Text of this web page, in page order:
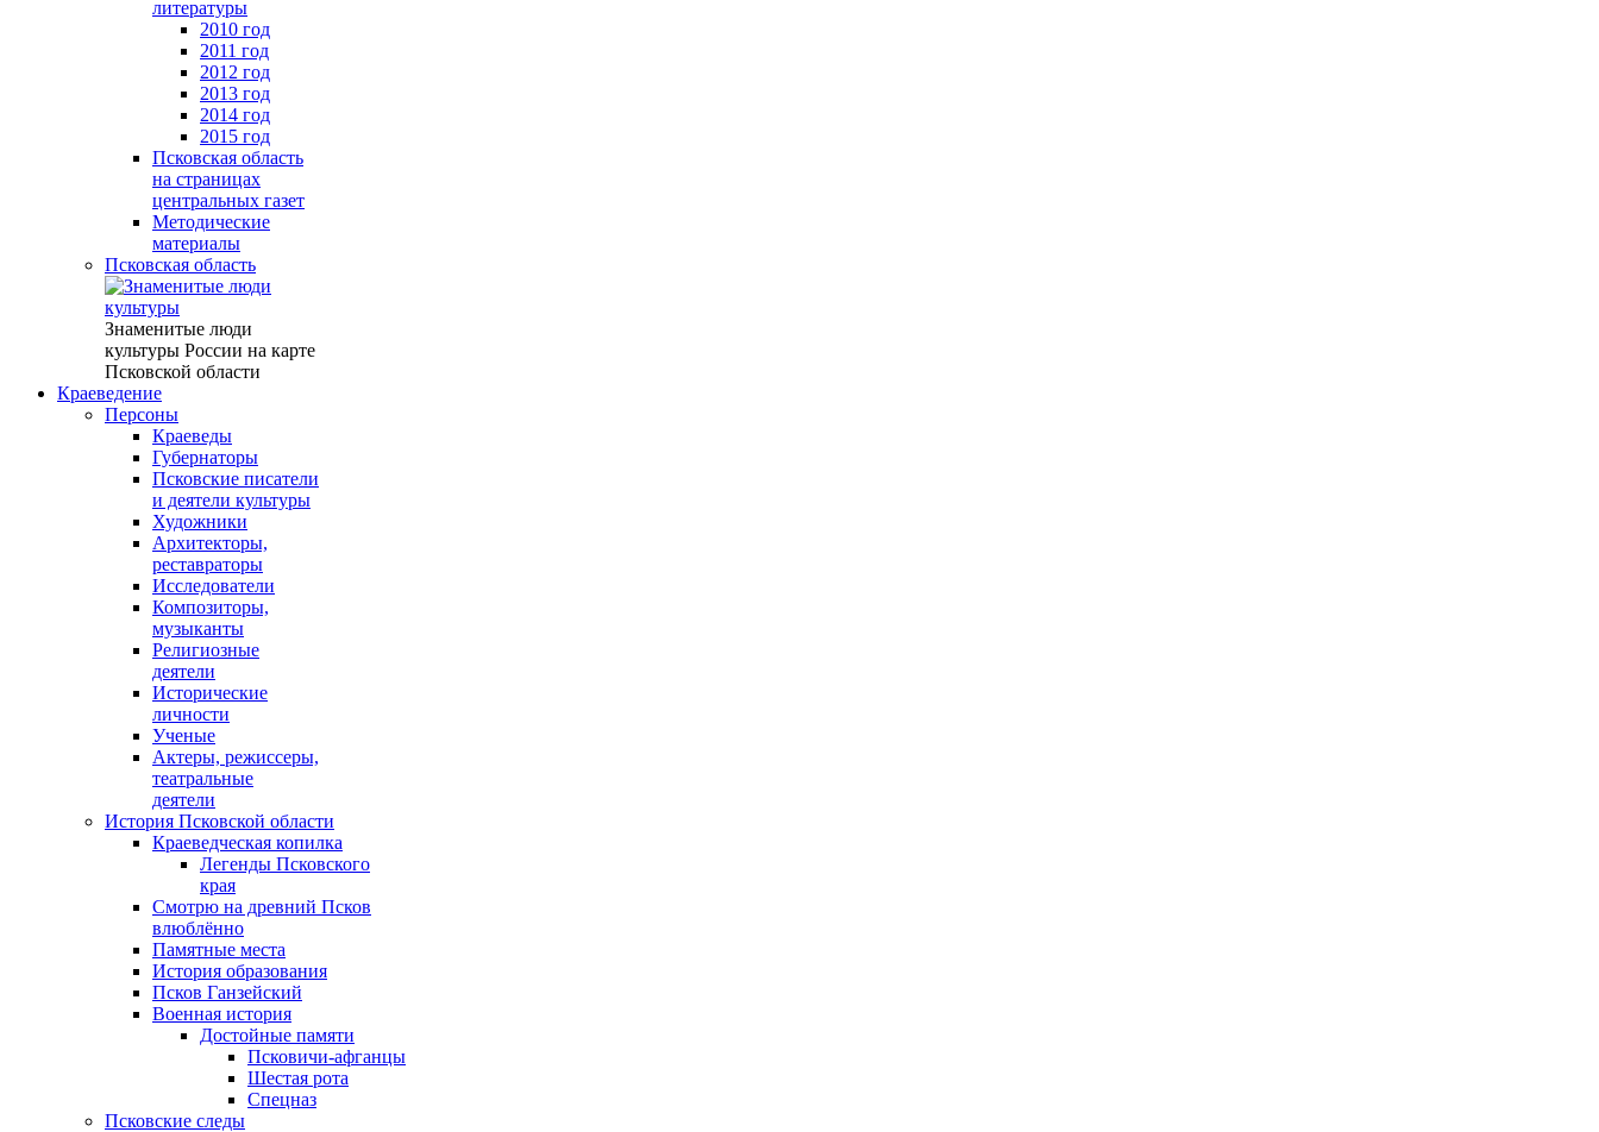
литературы
2010 год
2011 год
2012 год
2013 год
2014 год
2015 год
Псковская область
на страницах
центральных газет
Методические
материалы
Псковская область
Знаменитые люди
культуры России на карте
Псковской области
Краеведение
Персоны
Краеведы
Губернаторы
Псковские писатели
и деятели культуры
Художники
Архитекторы,
реставраторы
Исследователи
Композиторы,
музыканты
Религиозные
деятели
Исторические
личности
Ученые
Актеры, режиссеры,
театральные
деятели
История Псковской области
Краеведческая копилка
Легенды Псковского
края
Смотрю на древний Псков
влюблённо
Памятные места
История образования
Псков Ганзейский
Военная история
Достойные памяти
Псковичи-афганцы
Шестая рота
Спецназ
Псковские следы